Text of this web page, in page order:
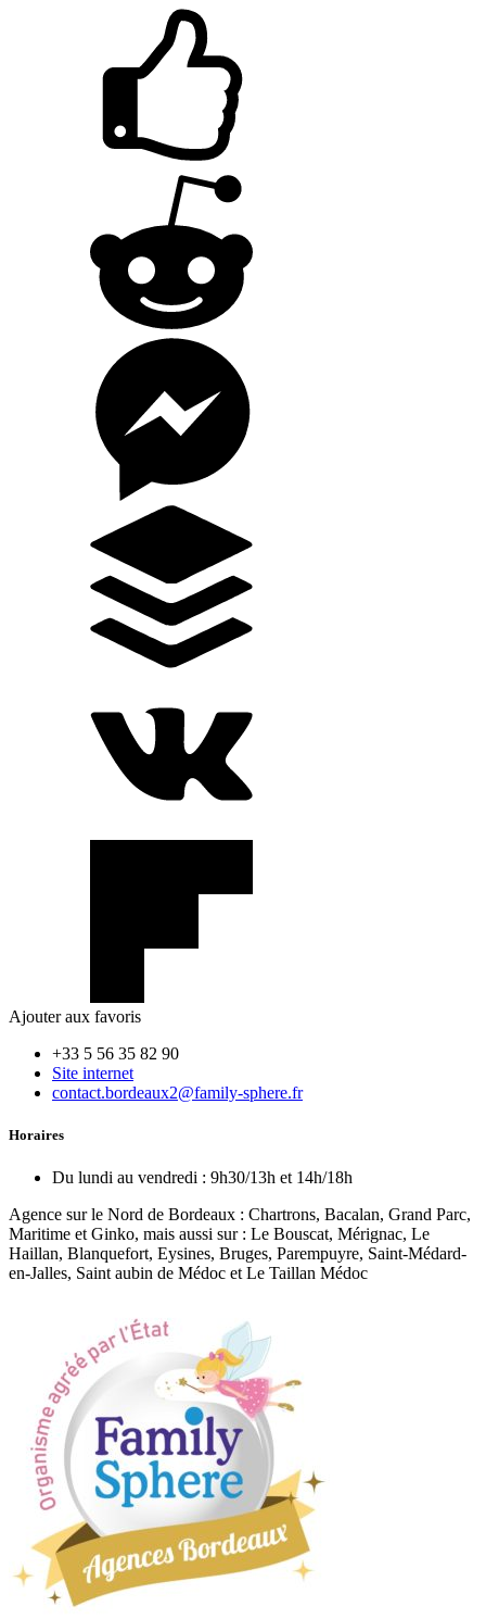
Ajouter aux favoris
+33 5 56 35 82 90
Site internet
contact.bordeaux2@family-sphere.fr
Horaires
Du lundi au vendredi : 9h30/13h et 14h/18h
Agence sur le Nord de Bordeaux : Chartrons, Bacalan, Grand Parc,
Maritime et Ginko, mais aussi sur : Le Bouscat, Mérignac, Le
Haillan, Blanquefort, Eysines, Bruges, Parempuyre, Saint-Médard-
en-Jalles, Saint aubin de Médoc et Le Taillan Médoc